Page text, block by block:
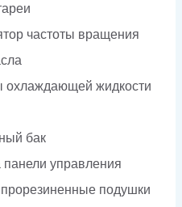
частоты вращения
охлаждающей жидкости
бак
управления
подушки